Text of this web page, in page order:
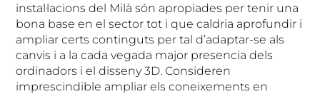
instal·lacions del Milà són apropiades per tenir una
bona base en el sector tot i que caldria aprofundir i
ampliar certs continguts per tal d’adaptar-se als
canvis i a la cada vegada major presencia dels
ordinadors i el disseny 3D. Consideren
imprescindible ampliar els coneixements en